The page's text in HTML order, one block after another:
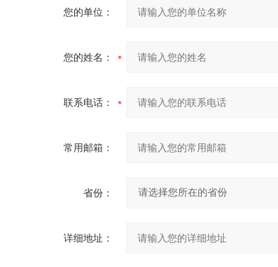
您的单位：
您的姓名：
联系电话：
常用邮箱：
省份：
详细地址：